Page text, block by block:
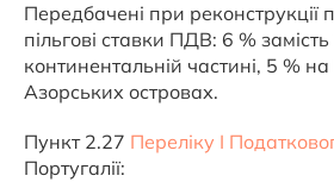
Передбачені при реконструкції
пільгові ставки ПДВ: 6 %
континентальній частині, 5 %
Азорських островах.
Пункт 2.27 Переліку I
Португалії: